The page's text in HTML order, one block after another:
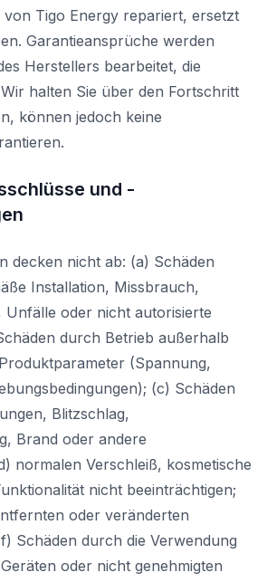
von Tigo Energy repariert, ersetzt
Garantieansprüche werden
Herstellers bearbeitet, die
halten Sie über den Fortschritt
können jedoch keine
und -
decken nicht ab: (a) Schäden
Installation, Missbrauch,
Unfälle oder nicht autorisierte
durch Betrieb außerhalb
(Spannung,
(c) Schäden
Blitzschlag,
Brand oder andere
normalen Verschleiß, kosmetische
nicht beeinträchtigen;
oder veränderten
Schäden durch die Verwendung
oder nicht genehmigten